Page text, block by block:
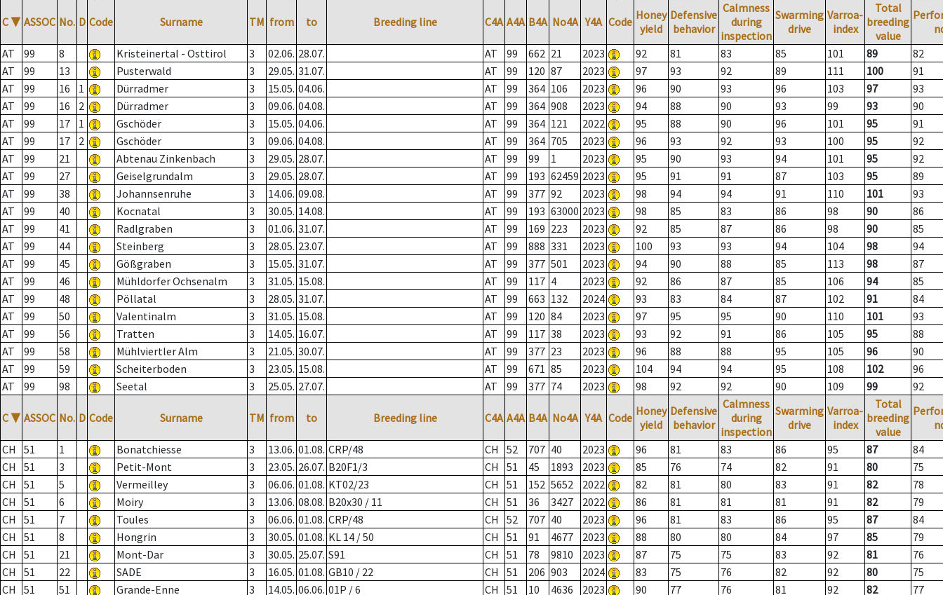
C ▼ ASSOC No. D Code Surname TM from to Breeding line C4A A4A B4A No4A Y4A Code Honey
yield
Defensive
behavior
Calmness
during
inspection
Swarming
drive
Varroa-
index
Total
breeding
value
AT
99 8 Kristeinertal - Osttirol 3 02.06. 28.07. AT 99 662 21 2023 92 81 83 85 101 89
82
AT
99 13 Pusterwald 3 29.05. 31.07. AT 99 120 87 2023 97 93 92 89 111 100
91
AT
99 16 1 Dürradmer 3 15.05. 04.06. AT 99 364 106 2023 96 90 93 96 103 97
93
AT
99 16 2 Dürradmer 3 09.06. 04.08. AT 99 364 908 2023 94 88 90 93 99 93
90
AT
99 17 1 Gschöder 3 15.05. 04.06. AT 99 364 121 2022 95 88 90 96 101 95
91
AT
99 17 2 Gschöder 3 09.06. 04.08. AT 99 364 705 2023 96 93 92 93 100 95
92
AT
99 21 Abtenau Zinkenbach 3 29.05. 28.07. AT 99 99 1 2023 95 90 93 94 101 95
92
AT
99 27 Geiselgrundalm 3 29.05. 28.07. AT 99 193 62459 2023 95 91 91 87 103 95
89
AT
99 38 Johannsenruhe 3 14.06. 09.08. AT 99 377 92 2023 98 94 94 91 110 101
93
AT
99 40 Kocnatal 3 30.05. 14.08. AT 99 193 63000 2023 98 85 83 86 98 90
86
AT
99 41 Radlgraben 3 01.06. 31.07. AT 99 169 223 2023 92 85 87 86 98 90
85
AT
99 44 Steinberg 3 28.05. 23.07. AT 99 888 331 2023 100 93 93 94 104 98
94
AT
99 45 Gößgraben 3 15.05. 31.07. AT 99 377 501 2023 94 90 88 85 113 98
87
AT
99 46 Mühldorfer Ochsenalm 3 31.05. 15.08. AT 99 117 4 2023 92 86 87 85 106 94
85
AT
99 48 Pöllatal 3 28.05. 31.07. AT 99 663 132 2024 93 83 84 87 102 91
84
AT
99 50 Valentinalm 3 31.05. 15.08. AT 99 120 84 2023 97 95 95 90 110 101
93
AT
99 56 Tratten 3 14.05. 16.07. AT 99 117 38 2023 93 92 91 86 105 95
88
AT
99 58 Mühlviertler Alm 3 21.05. 30.07. AT 99 377 23 2023 96 88 88 95 105 96
90
AT
99 59 Scheiterboden 3 23.05. 15.08. AT 99 671 85 2023 104 94 94 95 108 102
96
AT
99 98 Seetal 3 25.05. 27.07. AT 99 377 74 2023 98 92 92 90 109 99 92
C ▼ ASSOC No. D Code Surname TM from to Breeding line C4A A4A B4A No4A Y4A Code Honey
yield
Defensive
behavior
Calmness
during
inspection
Swarming
drive
Varroa-
index
Total
breeding
value
CH
51 1 Bonatchiesse 3 13.06. 01.08. CRP/48 CH 52 707 40 2023 96 81 83 86 95 87
84
CH
51 3 Petit-Mont 3 23.05. 26.07. B20F1/3 CH 51 45 1893 2023 85 76 74 82 91 80
75
CH
51 5 Vermeilley 3 06.06. 01.08. KT02/23 CH 51 152 5652 2022 82 81 80 83 91 82
78
CH
51 6 Moiry 3 13.06. 08.08. B20x30 / 11 CH 51 36 3427 2022 86 81 81 81 91 82
79
CH
51 7 Toules 3 06.06. 01.08. CRP/48 CH 52 707 40 2023 96 81 83 86 95 87
84
CH
51 8 Hongrin 3 30.05. 01.08. KL 14 / 50 CH 51 91 4677 2023 88 80 80 84 97 85
79
CH
51 21 Mont-Dar 3 30.05. 25.07. S91 CH 51 78 9810 2023 87 75 75 83 92 81
76
CH
51 22 SADE 3 16.05. 01.08. GB10 / 22 CH 51 206 903 2024 83 75 76 82 92 80
75
CH
51 51 Grande-Enne 3 14.05. 06.06. 01P / 6 CH 51 10 4636 2023 90 77 76 81 92 82 77